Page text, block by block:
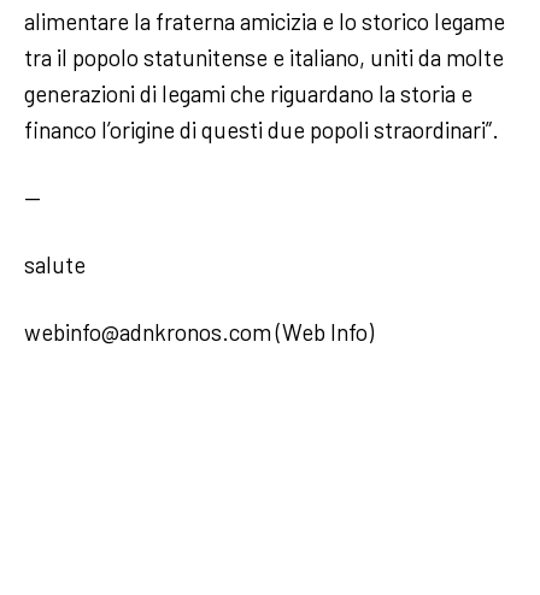
alimentare la fraterna amicizia e lo storico legame
tra il popolo statunitense e italiano, uniti da molte
generazioni di legami che riguardano la storia e
financo l’origine di questi due popoli straordinari”.
—
salute
webinfo@adnkronos.com (Web Info)